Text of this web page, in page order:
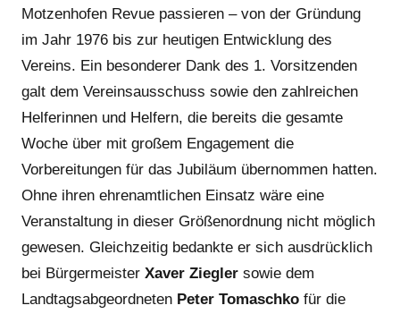
Motzenhofen Revue passieren – von der Gründung
im Jahr 1976 bis zur heutigen Entwicklung des
Vereins. Ein besonderer Dank des 1. Vorsitzenden
galt dem Vereinsausschuss sowie den zahlreichen
Helferinnen und Helfern, die bereits die gesamte
Woche über mit großem Engagement die
Vorbereitungen für das Jubiläum übernommen hatten.
Ohne ihren ehrenamtlichen Einsatz wäre eine
Veranstaltung in dieser Größenordnung nicht möglich
gewesen. Gleichzeitig bedankte er sich ausdrücklich
bei Bürgermeister Xaver Ziegler sowie dem
Landtagsabgeordneten Peter Tomaschko für die